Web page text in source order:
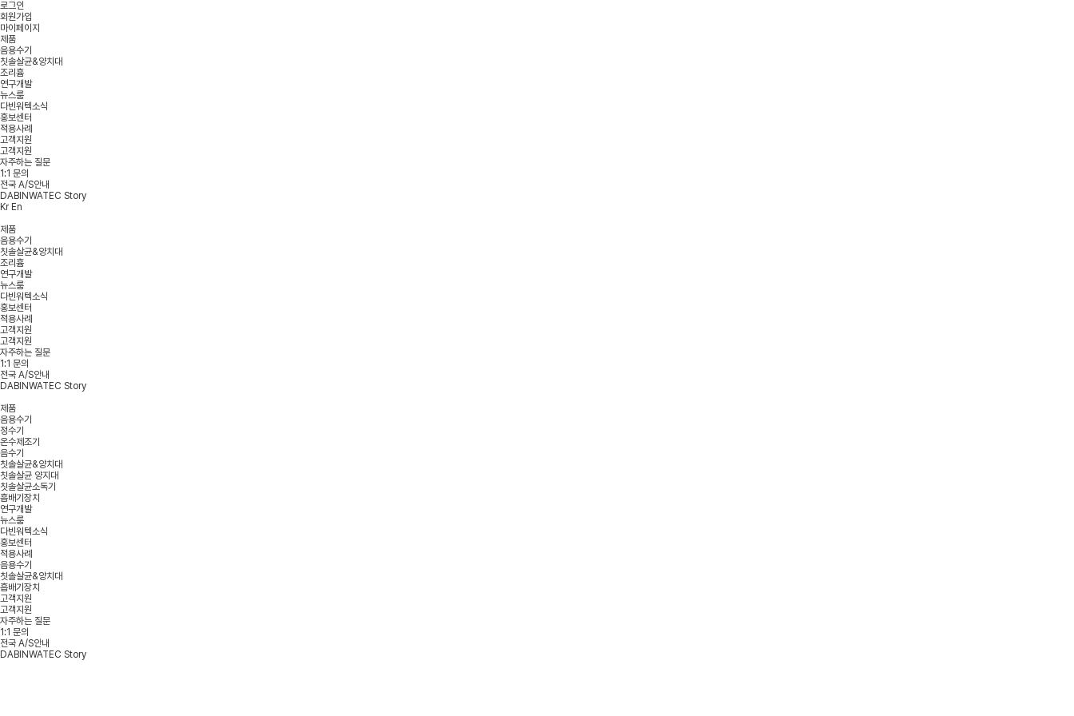
로그인
회원가입
마이페이지
제품
음용수기
칫솔살균&양치대
조리흄
연구개발
뉴스룸
다빈워텍소식
홍보센터
적용사례
고객지원
고객지원
자주하는 질문
1:1 문의
전국 A/S안내
DABINWATEC Story
Kr En
제품
음용수기
칫솔살균&양치대
조리흄
연구개발
뉴스룸
다빈워텍소식
홍보센터
적용사례
고객지원
고객지원
자주하는 질문
1:1 문의
전국 A/S안내
DABINWATEC Story
제품
음용수기
정수기
온수제조기
음수기
칫솔살균&양치대
칫솔살균 양지대
칫솔살균소독기
흡배기장치
연구개발
뉴스룸
다빈워텍소식
홍보센터
적용사례
음용수기
칫솔살균&양치대
흡배기장치
고객지원
고객지원
자주하는 질문
1:1 문의
전국 A/S안내
DABINWATEC Story